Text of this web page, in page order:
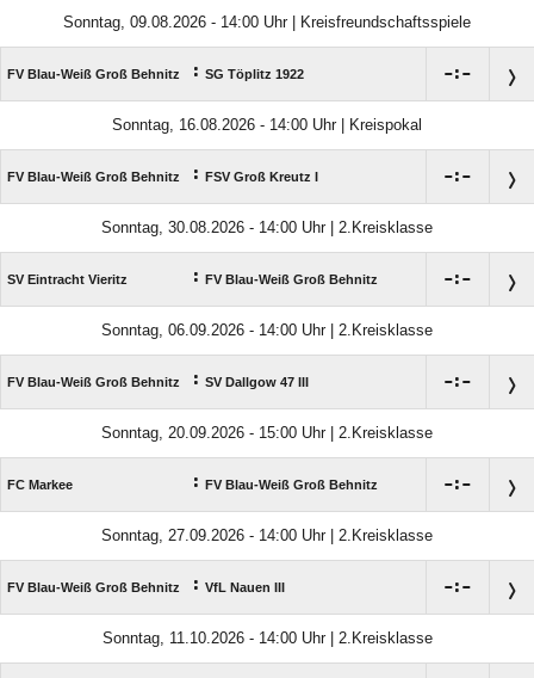
Sonntag, 09.08.2026 - 14:00 Uhr | Kreisfreundschaftsspiele
FV Blau-Weiß Groß Behnitz : SG Töplitz 1922 :
Sonntag, 16.08.2026 - 14:00 Uhr | Kreispokal
FV Blau-Weiß Groß Behnitz : FSV Groß Kreutz I :
Sonntag, 30.08.2026 - 14:00 Uhr | 2.Kreisklasse
SV Eintracht Vieritz : FV Blau-Weiß Groß Behnitz :
Sonntag, 06.09.2026 - 14:00 Uhr | 2.Kreisklasse
FV Blau-Weiß Groß Behnitz : SV Dallgow 47 III :
Sonntag, 20.09.2026 - 15:00 Uhr | 2.Kreisklasse
FC Markee : FV Blau-Weiß Groß Behnitz :
Sonntag, 27.09.2026 - 14:00 Uhr | 2.Kreisklasse
FV Blau-Weiß Groß Behnitz : VfL Nauen III :
Sonntag, 11.10.2026 - 14:00 Uhr | 2.Kreisklasse